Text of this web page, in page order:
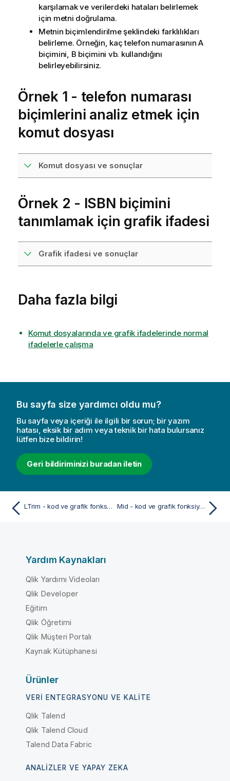
karşılamak ve verilerdeki hataları belirlemek
için metni doğrulama.
Metnin biçimlendirilme şeklindeki farklılıkları
belirleme. Örneğin, kaç telefon numarasının A
biçimini, B biçimini vb. kullandığını
belirleyebilirsiniz.
Örnek 1 - telefon numarası
biçimlerini analiz etmek için
komut dosyası
Komut dosyası ve sonuçlar
Örnek 2 - ISBN biçimini
tanımlamak için grafik ifadesi
Grafik ifadesi ve sonuçlar
Daha fazla bilgi
Komut dosyalarında ve grafik ifadelerinde normal
ifadelerle çalışma
Bu sayfa size yardımcı oldu mu?
Bu sayfa veya içeriği ile ilgili bir sorun; bir yazım
hatası, eksik bir adım veya teknik bir hata bulursanız
lütfen bize bildirin!
Geri bildiriminizi buradan iletin
LTrim - kod ve grafik fonksiyonu Mid - kod ve grafik fonksiyonu
Yardım Kaynakları
Qlik Yardımı Videoları
Qlik Developer
Eğitim
Qlik Öğretimi
Qlik Müşteri Portalı
Kaynak Kütüphanesi
Ürünler
VERI ENTEGRASYONU VE KALITE
Qlik Talend
Qlik Talend Cloud
Talend Data Fabric
ANALIZLER VE YAPAY ZEKA